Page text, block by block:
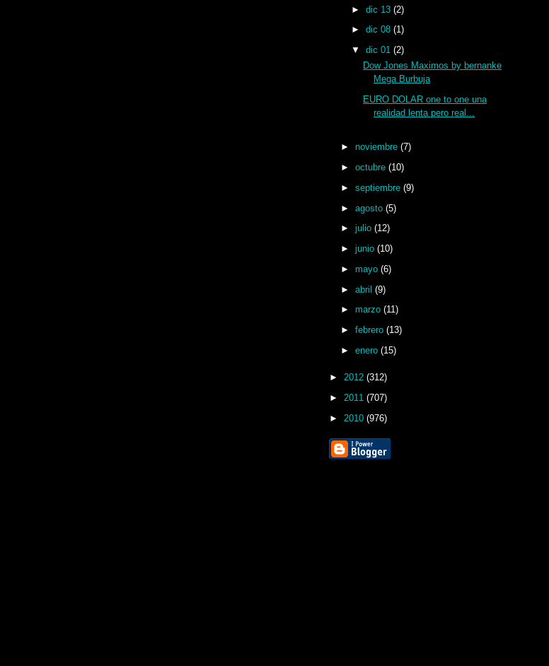
►dic 13(2)
►dic 08(1)
▼dic 01(2)
Dow Jones Maximos by bernanke
Mega Burbuja
EURO DOLAR one to one una
realidad lenta pero real...
► noviembre (7)
► octubre (10)
► septiembre (9)
► agosto (5)
► julio (12)
► junio (10)
► mayo (6)
► abril (9)
► marzo (11)
► febrero (13)
► enero (15)
► 2012 (312)
► 2011 (707)
► 2010 (976)